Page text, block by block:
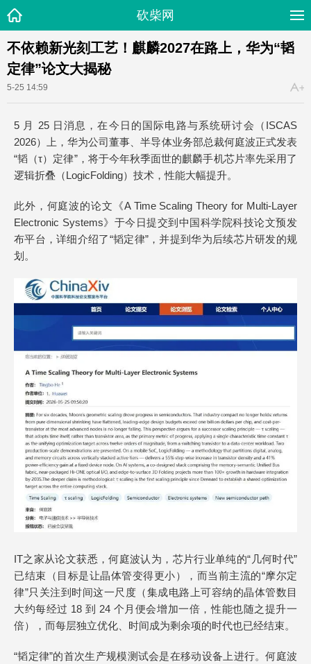
砍柴网
不依赖新光刻工艺！麒麟2027在路上，华为“韬
定律”论文大揭秘
5-25 14:59
5 月 25 日消息，在今日的国际电路与系统研讨会（ISCAS
2026）上，华为公司董事、半导体业务部总裁何庭波正式发表
“韬（τ）定律”，将于今年秋季面世的麒麟手机芯片率先采用了
逻辑折叠（LogicFolding）技术，性能大幅提升。
此外，何庭波的论文《A Time Scaling Theory for Multi-Layer
Electronic Systems》于今日提交到中国科学院科技论文预发
布平台，详细介绍了“韬定律”，并提到华为后续芯片研发的规
划。
IT之家从论文获悉，何庭波认为，芯片行业单纯的“几何时代”
已结束（目标是让晶体管变得更小），而当前主流的“摩尔定
律”只关注到时间这一尺度（集成电路上可容纳的晶体管数目
大约每经过 18 到 24 个月便会增加一倍，性能也随之提升一
倍），而每层独立优化、时间成为剩余项的时代也已经结束。
“韬定律”的首次生产规模测试会是在移动设备上进行。何庭波